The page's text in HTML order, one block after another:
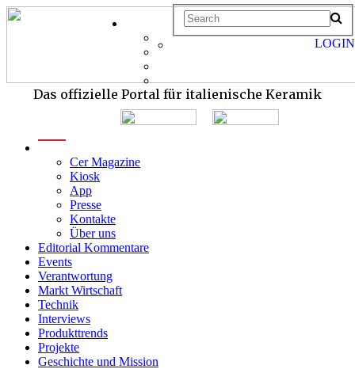
Das offizielle Portal für italienische Keramik
Cer Magazine
Kiosk
App
Presse
Kontakte
Über uns
Editorial Kommentare
Events
Verantwortung
Markt Wirtschaft
Technik
Interviews
Produkttrends
Projekte
Geschichte und Mission
LOGIN